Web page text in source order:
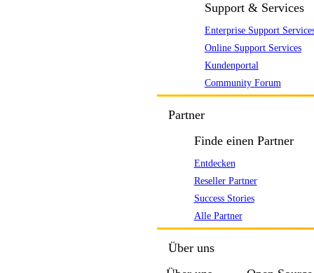
Support & Services
Enterprise Support
Online Support Services
Kundenportal
Community Forum
Partner
Finde einen Partner
Entdecken
Reseller Partner
Success Stories
Alle Partner
Über uns